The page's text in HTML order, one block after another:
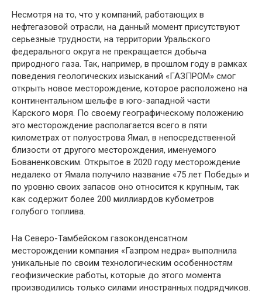
Несмотря на то, что у компаний, работающих в
нефтегазовой отрасли, на данный момент присутствуют
серьезные трудности, на территории Уральского
федерального округа не прекращается добыча
природного газа. Так, например, в прошлом году в рамках
поведения геологических изысканий «ГАЗПРОМ» смог
открыть новое месторождение, которое расположено на
континентальном шельфе в юго-западной части
Карского моря. По своему географическому положению
это месторождение располагается всего в пяти
километрах от полуострова Ямал, в непосредственной
близости от другого месторождения, именуемого
Бованенковским. Открытое в 2020 году месторождение
недалеко от Ямала получило название «75 лет Победы» и
по уровню своих запасов оно относится к крупным, так
как содержит более 200 миллиардов кубометров
голубого топлива.
На Северо-Тамбейском газоконденсатном
месторождении компания «Газпром недра» выполнила
уникальные по своим технологическим особенностям
геофизические работы, которые до этого момента
производились только силами иностранных подрядчиков.